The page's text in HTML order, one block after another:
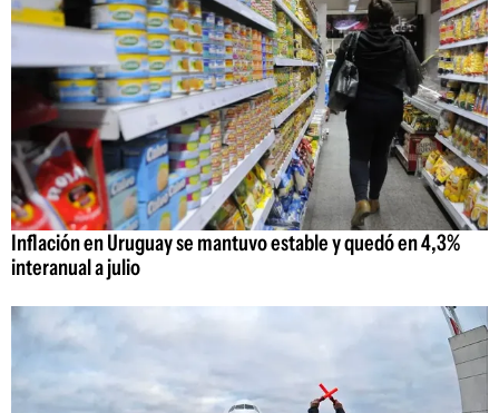
Inflación en Uruguay se mantuvo estable y quedó en 4,3%
interanual a julio